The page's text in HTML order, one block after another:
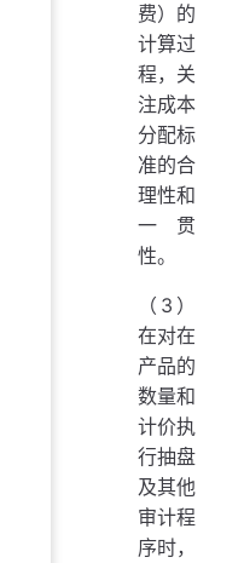
费）的
计算过
程，关
注成本
分配标
准的合
理性和
一贯
性。
（3）
在对在
产品的
数量和
计价执
行抽盘
及其他
审计程
序时，